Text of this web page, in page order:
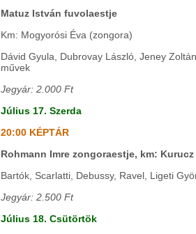
Matuz István fuvolaestje
Km: Mogyorósi Éva (zongora)
Dávid Gyula, Dubrovay László, Jeney
művek
Jegyár: 2.000 Ft
Július 17. Szerda
20:00 KÉPTÁR
Rohmann Imre zongoraestje, km:
Bartók, Scarlatti, Debussy, Ravel, Ligeti
Jegyár: 2.500 Ft
Július 18. Csütörtök